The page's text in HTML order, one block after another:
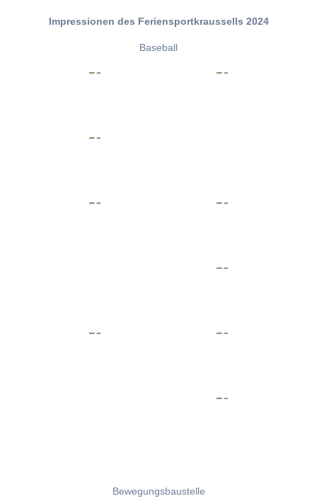
Impressionen des Feriensportkraussells 2024
Baseball
Bewegungsbaustelle